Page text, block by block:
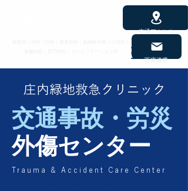
医療連携
​庄内緑地救急クリニック
交通事故・労災
外傷センター
Trauma & Accident Care Center